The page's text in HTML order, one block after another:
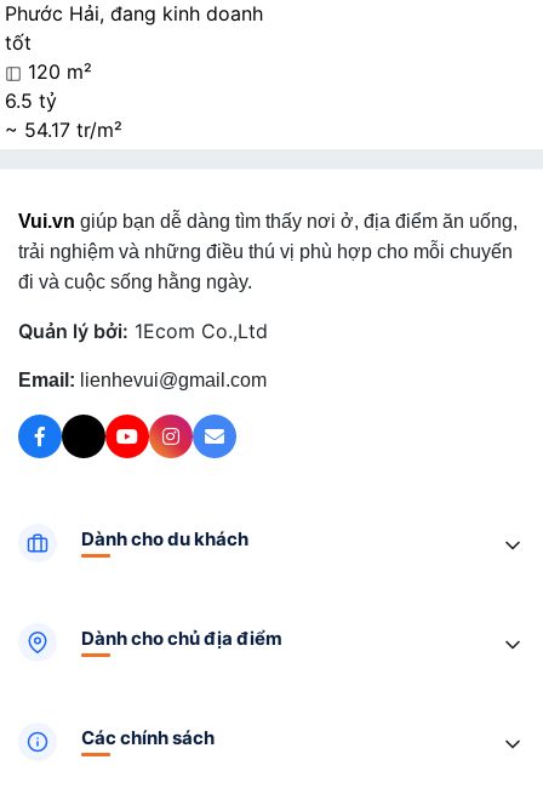
Phước Hải, đang kinh doanh
tốt
120 m²
6.5 tỷ
~ 54.17 tr/m²
Vui.vn giúp bạn dễ dàng tìm thấy nơi ở, địa điểm ăn uống,
trải nghiệm và những điều thú vị phù hợp cho mỗi chuyến
đi và cuộc sống hằng ngày.
Quản lý bởi: 1Ecom Co.,Ltd
Email: lienhevui@gmail.com
Dành cho du khách
Dành cho chủ địa điểm
Các chính sách